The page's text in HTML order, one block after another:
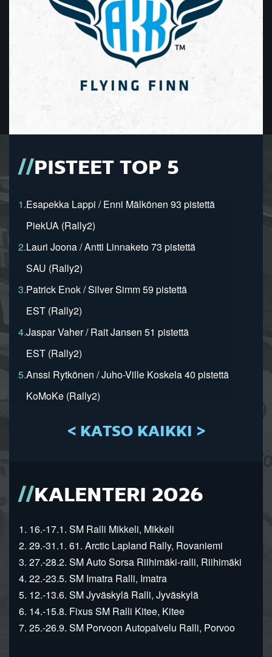
PISTEET TOP 5
1.Esapekka Lappi / Enni Mälkönen 93 pistettä
PiekUA (Rally2)
2.Lauri Joona / Antti Linnaketo 73 pistettä
SAU (Rally2)
3.Patrick Enok / Silver Simm 59 pistettä
EST (Rally2)
4.Jaspar Vaher / Rait Jansen 51 pistettä
EST (Rally2)
5.Anssi Rytkönen / Juho-Ville Koskela 40 pistettä
KoMoKe (Rally2)
< KATSO KAIKKI >
KALENTERI 2026
1. 16.-17.1. SM Ralli Mikkeli, Mikkeli
2. 29.-31.1. 61. Arctic Lapland Rally, Rovaniemi
3. 27.-28.2. SM Auto Sorsa Riihimäki-ralli, Riihimäki
4. 22.-23.5. SM Imatra Ralli, Imatra
5. 12.-13.6. SM Jyväskylä Ralli, Jyväskylä
6. 14.-15.8. Fixus SM Ralli Kitee, Kitee
7. 25.-26.9. SM Porvoon Autopalvelu Ralli, Porvoo